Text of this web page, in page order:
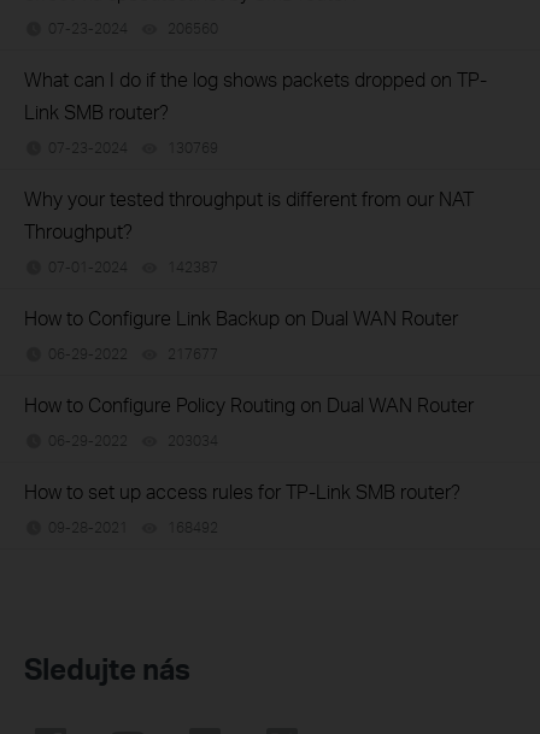
07-23-2024 206560
What can I do if the log shows packets dropped on TP-
Link SMB router?
07-23-2024 130769
Why your tested throughput is different from our NAT
Throughput?
07-01-2024 142387
How to Configure Link Backup on Dual WAN Router
06-29-2022 217677
How to Configure Policy Routing on Dual WAN Router
06-29-2022 203034
How to set up access rules for TP-Link SMB router?
09-28-2021 168492
Sledujte nás